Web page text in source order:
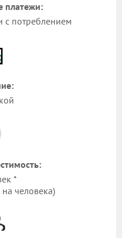
платежи:
с потреблением
*
на человека)